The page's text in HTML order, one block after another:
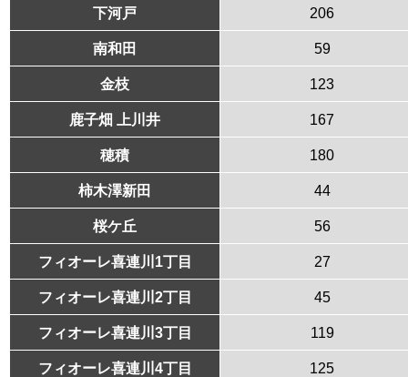
下河戸 206
南和田 59
金枝 123
鹿子畑 上川井 167
穂積 180
柿木澤新田 44
桜ケ丘 56
フィオーレ喜連川1丁目 27
フィオーレ喜連川2丁目 45
フィオーレ喜連川3丁目 119
フィオーレ喜連川4丁目 125